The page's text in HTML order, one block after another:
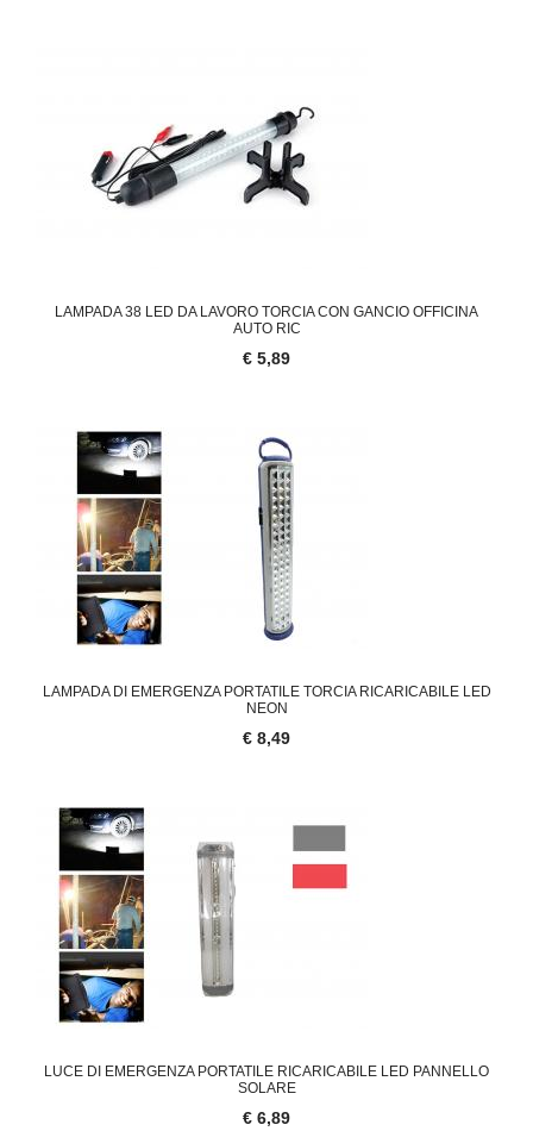
LAMPADA 38 LED DA LAVORO TORCIA CON GANCIO OFFICINA
AUTO RIC
€ 5,89
LAMPADA DI EMERGENZA PORTATILE TORCIA RICARICABILE LED
NEON
€ 8,49
LUCE DI EMERGENZA PORTATILE RICARICABILE LED PANNELLO
SOLARE
€ 6,89